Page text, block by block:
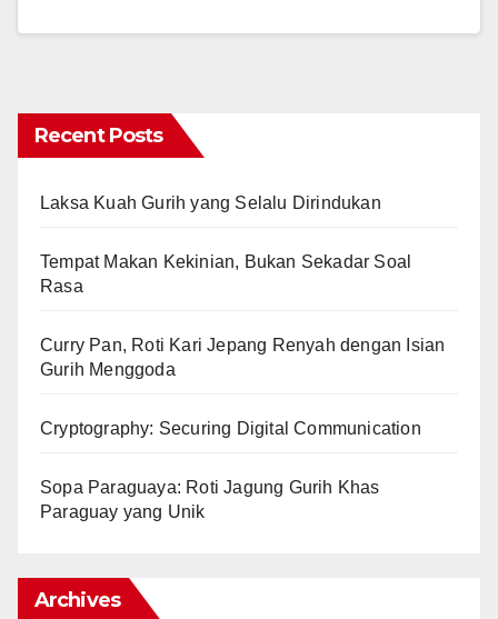
Recent Posts
Laksa Kuah Gurih yang Selalu Dirindukan
Tempat Makan Kekinian, Bukan Sekadar Soal
Rasa
Curry Pan, Roti Kari Jepang Renyah dengan Isian
Gurih Menggoda
Cryptography: Securing Digital Communication
Sopa Paraguaya: Roti Jagung Gurih Khas
Paraguay yang Unik
Archives